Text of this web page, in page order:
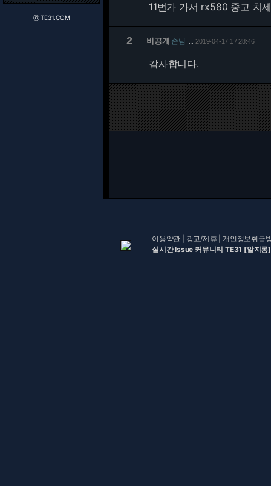
ⓒ TE31.COM
11번가 가서 rx580 중고 치
2 비공개 손님 2019-04-17 17:28:46
감사합니다.
이용약관 광고/제휴 |개인정보취급
실시간 Issue 커뮤니티 TE31 [알지